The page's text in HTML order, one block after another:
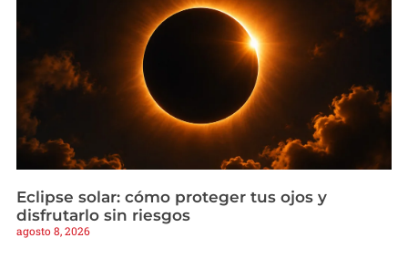
Eclipse solar: cómo proteger tus ojos y
disfrutarlo sin riesgos
agosto 8, 2026